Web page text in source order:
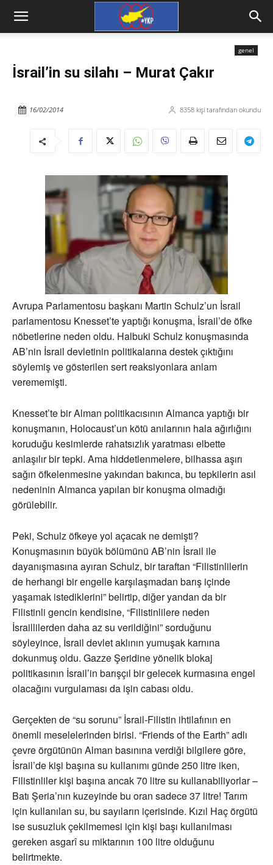
genel
İsrail’in su silahı – Murat Çakır
8358 kişi tarafından okundu
16/02/2014
Avrupa Parlamentosu başkanı Martin Schulz’un İsrail
parlamentosu Knesset’te yaptığı konuşma, İsrail’de öfke
nöbetlerine neden oldu. Halbuki Schulz konuşmasında
AB’nin İsrail devletinin politikalarına destek çıktığını
söylemiş ve gösterilen sert reaksiyonlara anlam
verememişti.
Knesset’te bir Alman politikacısının Almanca yaptığı bir
konuşmanın, Holocaust’un kötü anılarının hala ağırlığını
koruduğu kesimlerde rahatsızlık yaratması elbette
anlaşılır bir tepki. Ama hiddetlenmelere, bilhassa aşırı
sağın öfkelenmesine yakından bakınca, bu tepkilerin asıl
nedeninin Almanca yapılan bir konuşma olmadığı
görülebilir.
Peki, Schulz öfkeye yol açacak ne demişti?
Konuşmasının büyük bölümünü AB’nin İsrail ile
dayanışmasına ayıran Schulz, bir taraftan “Filistinlilerin
de herhangi bir engelle karşılaşmadan barış içinde
yaşamak istediklerini” belirtip, diğer yandan da bir
Filistinli gencin kendisine, “Filistinlilere neden
İsraillilerden daha az su verildiğini” sorduğunu
söyleyince, İsrail devlet aklının yumuşak karnına
dokunmuş oldu. Gazze Şeridine yönelik blokaj
politikasının İsrail’in barışçıl bir gelecek kurmasına engel
olacağını vurgulaması da işin cabası oldu.
Gerçekten de “su sorunu” İsrail-Filistin ihtilafının en
önemli meselelerinden birisi. “Friends of the Earth” adlı
çevre örgütünün Alman basınına verdiği bilgilere göre,
İsrail’de kişi başına su kullanımı günde 250 litre iken,
Filistinliler kişi başına ancak 70 litre su kullanabiliyorlar –
Batı Şeria’nın kuzeyinde bu oran sadece 37 litre! Tarım
için kullanılan su, bu sayıların içerisinde. Kızıl Haç örgütü
ise susuzluk çekilmemesi için kişi başı kullanılması
gereken asgarî su miktarının 100 litre olduğunu
belirtmekte.